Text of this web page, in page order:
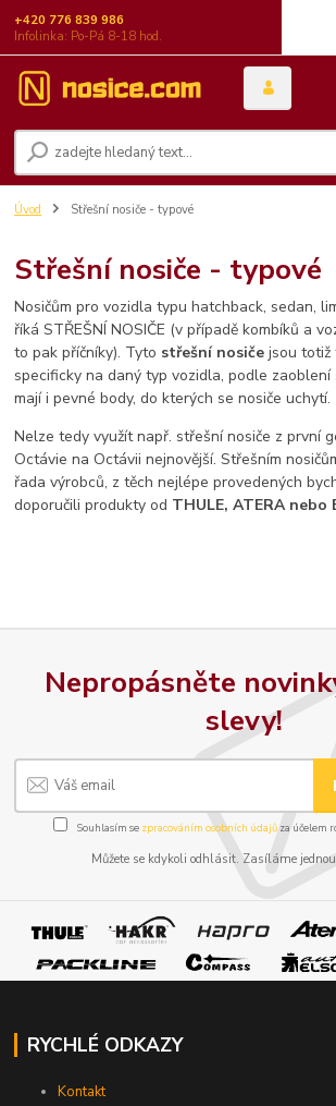
+420 776 839 986
Infolinka: Po-Pá 8-18 hod.
Úvod Střešní nosiče - typové
Střešní nosiče - typové
Nosičům pro vozidla typu hatchback, sedan,
říká STŘEŠNÍ NOSIČE (v případě kombíků a
to pak příčníky). Tyto střešní nosičejsou totiž
specificky na daný typ vozidla, podle zaoblení
mají i pevné body, do kterých se nosiče uchytí.
Nelze tedy využít např. střešní nosiče z první
Octávie na Octávii nejnovější. Střešním
řada výrobců, z těch nejlépe provedených
doporučili produkty od THULE, ATERA nebo
Nepropásněte
slevy!
Souhlasím se zpracováním osobních údajůza účelem
Můžete se kdykoli odhlásit. Zasíláme
RYCHLÉ ODKAZY
Kontakt